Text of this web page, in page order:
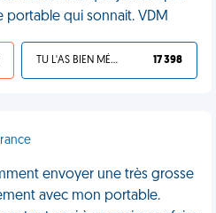
qui sonnait. VDM
TU L'AS BIEN MÉRITÉ 17 398
envoyer une très grosse
avec mon portable.